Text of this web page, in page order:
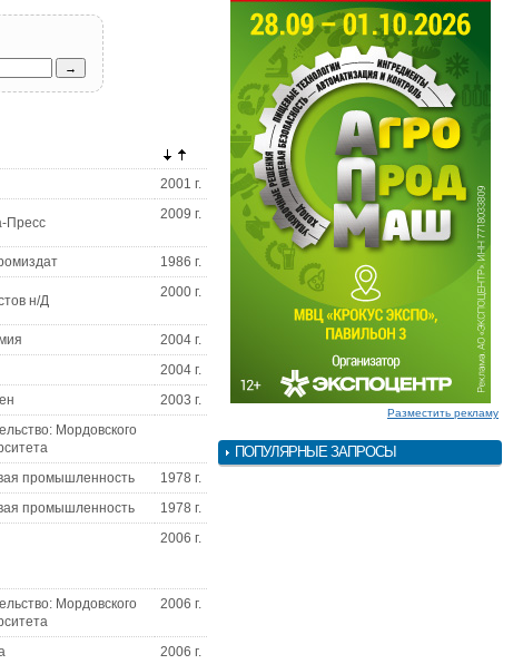
2001 г.
Пресс
2009 г.
1986 г.
н/Д
2000 г.
2004 г.
2004 г.
2003 г.
Мордовского
промышленность
1978 г.
промышленность
1978 г.
2006 г.
Мордовского
2006 г.
2006 г.
Разместить рекламу
ПОПУЛЯРНЫЕ ЗАПРОСЫ